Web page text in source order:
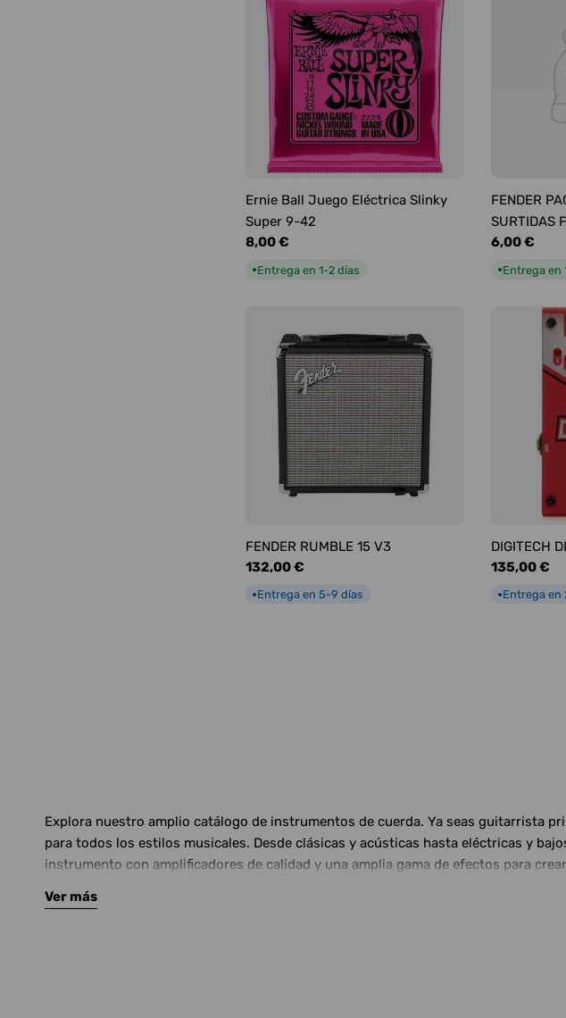
Ernie Ball Juego Eléctrica Slinky
Super 9-42
Precio
8,00 €
●Entrega en 1-2 días
FENDER
SURTIDAS
Precio
6,00 €
●Entrega en
FENDER RUMBLE 15 V3
Precio
132,00 €
●Entrega en 5-9 días
DIGITECH
Precio
135,00 €
●Entrega en
Explora nuestro amplio catálogo de instrumentos de cuerda. Ya seas guitarrista
para todos los estilos musicales. Desde clásicas y acústicas hasta eléctricas y
instrumento con amplificadores de calidad y una amplia gama de efectos para
Ver más